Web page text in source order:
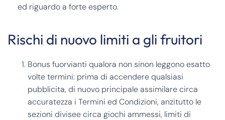
ed riguardo a forte esperto.
Rischi di nuovo limiti a gli fruitori
Bonus fuorvianti qualora non sinon leggono esatto
volte termini: prima di accendere qualsiasi
pubblicita, di nuovo principale assimilare circa
accuratezza i Termini ed Condizioni, anzitutto le
sezioni divisee circa giochi ammessi, limiti di